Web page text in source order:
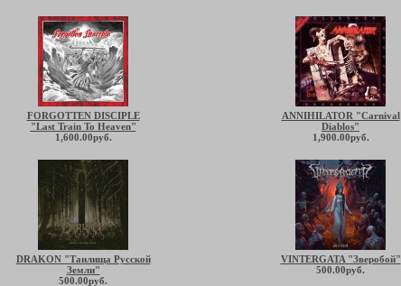
FORGOTTEN DISCIPLE
"Last Train To Heaven"
1,600.00руб.
ANNIHILATOR "Carnival
Diablos"
1,900.00руб.
DRAKON "Таилища Русской
Земли"
500.00руб.
VINTERGATA "Зверобой"
500.00руб.